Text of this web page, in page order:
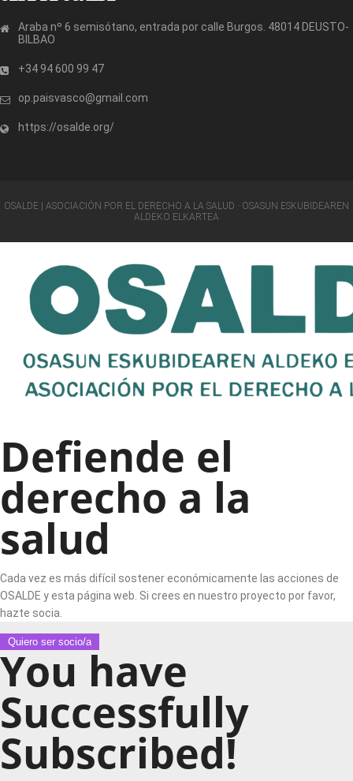
Araba nº 6 semisótano, entrada por calle Burgos. 48014 DEUSTO-
BILBAO
+34 94 600 99 47
op.paisvasco@gmail.com
https://osalde.org/
OSALDE | ASOCIACIÓN POR EL DERECHO A LA SALUD · OSASUN ESKUBIDEAREN
ALDEKO ELKARTEA
Defiende el
derecho a la
salud
Cada vez es más difícil sostener económicamente las acciones de
OSALDE y esta página web. Si crees en nuestro proyecto por favor,
hazte socia.
Quiero ser socio/a
You have
Successfully
Subscribed!